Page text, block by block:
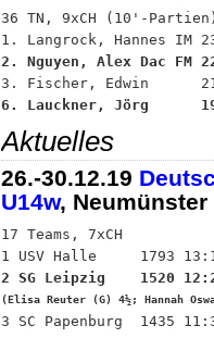
36 TN, 9xCH (10'-
2. Nguyen, Alex Dac
6. Lauckner, Jörg
Aktuelles
26.-30.12.19
U14w, Neumünster
17 Teams, 7xCH
(Elisa Reuter (G) 4½; Hannah